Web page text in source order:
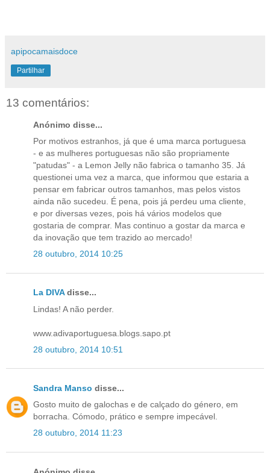
apipocamaisdoce
Partilhar
13 comentários:
Anónimo disse...
Por motivos estranhos, já que é uma marca portuguesa
- e as mulheres portuguesas não são propriamente
"patudas" - a Lemon Jelly não fabrica o tamanho 35. Já
questionei uma vez a marca, que informou que estaria a
pensar em fabricar outros tamanhos, mas pelos vistos
ainda não sucedeu. É pena, pois já perdeu uma cliente,
e por diversas vezes, pois há vários modelos que
gostaria de comprar. Mas continuo a gostar da marca e
da inovação que tem trazido ao mercado!
28 outubro, 2014 10:25
La DIVAdisse...
Lindas! A não perder.
www.adivaportuguesa.blogs.sapo.pt
28 outubro, 2014 10:51
Sandra Manso disse...
Gosto muito de galochas e de calçado do género, em
borracha. Cómodo, prático e sempre impecável.
28 outubro, 2014 11:23